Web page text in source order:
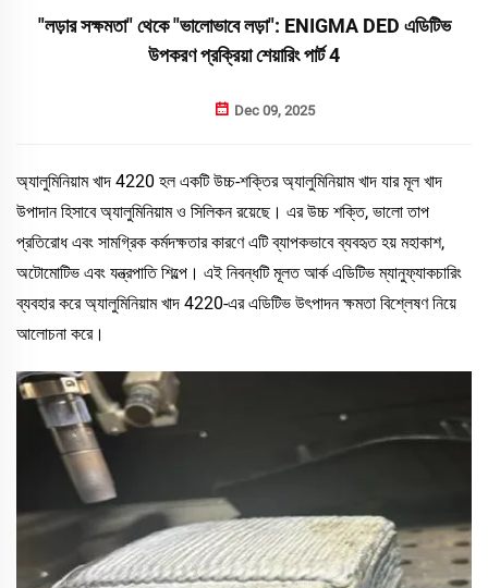
"লড়ার সক্ষমতা" থেকে "ভালোভাবে লড়া": ENIGMA DED এডিটিভ
উপকরণ প্রক্রিয়া শেয়ারিং পার্ট 4
Dec 09, 2025
অ্যালুমিনিয়াম খাদ 4220 হল একটি উচ্চ-শক্তির অ্যালুমিনিয়াম খাদ যার মূল খাদ
উপাদান হিসাবে অ্যালুমিনিয়াম ও সিলিকন রয়েছে। এর উচ্চ শক্তি, ভালো তাপ
প্রতিরোধ এবং সামগ্রিক কর্মদক্ষতার কারণে এটি ব্যাপকভাবে ব্যবহৃত হয় মহাকাশ,
অটোমোটিভ এবং যন্ত্রপাতি শিল্পে। এই নিবন্ধটি মূলত আর্ক এডিটিভ ম্যানুফ্যাকচারিং
ব্যবহার করে অ্যালুমিনিয়াম খাদ 4220-এর এডিটিভ উৎপাদন ক্ষমতা বিশ্লেষণ নিয়ে
আলোচনা করে।